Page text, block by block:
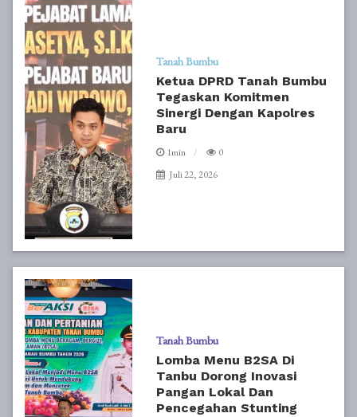
Tanah Bumbu
Ketua DPRD Tanah Bumbu
Tegaskan Komitmen
Sinergi Dengan Kapolres
Baru
1min
0
Juli 22, 2026
Tanah Bumbu
Lomba Menu B2SA Di
Tanbu Dorong Inovasi
Pangan Lokal Dan
Pencegahan Stunting